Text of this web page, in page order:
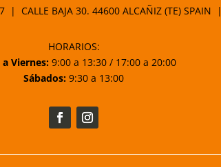
| CALLE BAJA 30. 44600 ALCAÑIZ (TE) SPAIN
HORARIOS:
a Viernes:9:00 a 13:30 / 17:00 a 20:00
Sábados: 9:30 a 13:00